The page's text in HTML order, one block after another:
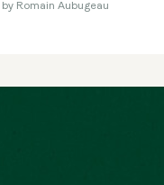
by Romain Aubugeau